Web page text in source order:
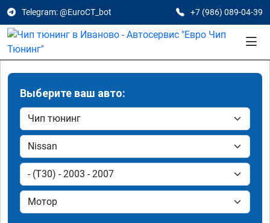
Telegram: @EuroCT_bot +7 (986) 089-04-39
Выберите ваш авто: